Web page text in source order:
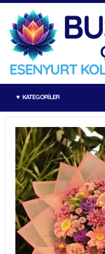
KATEGORİLER